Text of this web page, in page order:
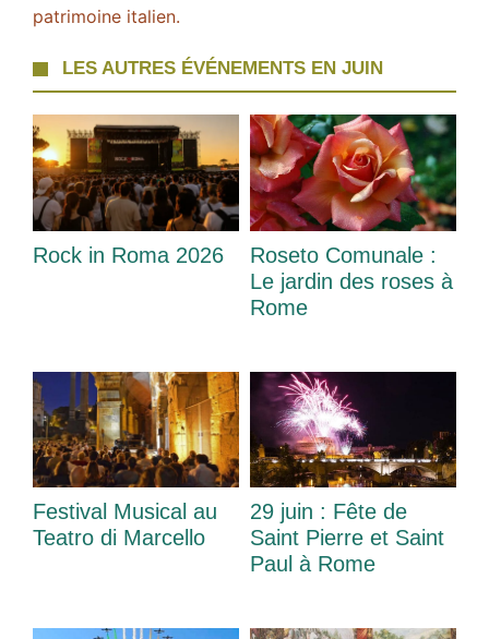
patrimoine italien.
LES AUTRES ÉVÉNEMENTS EN JUIN
Rock in Roma 2026
Roseto Comunale :
Le jardin des roses à
Rome
Festival Musical au
Teatro di Marcello
29 juin : Fête de
Saint Pierre et Saint
Paul à Rome